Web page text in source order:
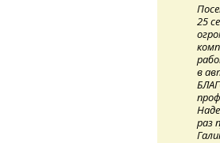
25
в
раз